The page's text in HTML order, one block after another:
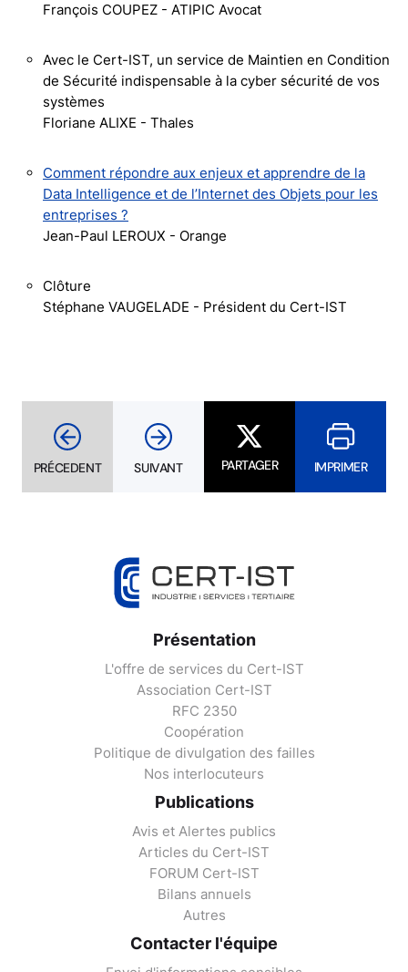
François COUPEZ - ATIPIC Avocat
Avec le Cert-IST, un service de Maintien en Condition
de Sécurité indispensable à la cyber sécurité de vos
systèmes
Floriane ALIXE - Thales
Comment répondre aux enjeux et apprendre de la
Data Intelligence et de l’Internet des Objets pour les
entreprises ?
Jean-Paul LEROUX - Orange
Clôture
Stéphane VAUGELADE - Président du Cert-IST
PRÉCEDENT SUIVANT PARTAGER IMPRIMER
Présentation
L'offre de services du Cert-IST
Association Cert-IST
RFC 2350
Coopération
Politique de divulgation des failles
Nos interlocuteurs
Publications
Avis et Alertes publics
Articles du Cert-IST
FORUM Cert-IST
Bilans annuels
Autres
Contacter l'équipe